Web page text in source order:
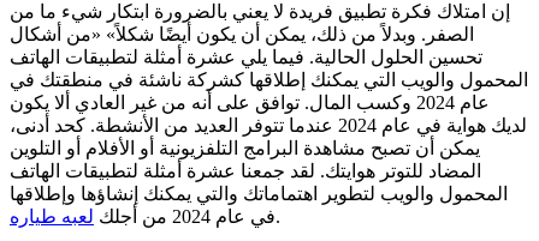
إن امتلاك فكرة تطبيق فريدة لا يعني بالضرورة ابتكار شيء ما من
الصفر. وبدلاً من ذلك، يمكن أن يكون أيضًا شكلاً» «من أشكال
تحسين الحلول الحالية. فيما يلي عشرة أمثلة لتطبيقات الهاتف
المحمول والويب التي يمكنك إطلاقها كشركة ناشئة في منطقتك في
عام 2024 وكسب المال. توافق على أنه من غير العادي ألا يكون
لديك هواية في عام 2024 عندما تتوفر العديد من الأنشطة. كحد أدنى،
يمكن أن تصبح مشاهدة البرامج التلفزيونية أو الأفلام أو التلوين
المضاد للتوتر هوايتك. لقد جمعنا عشرة أمثلة لتطبيقات الهاتف
المحمول والويب لتطوير اهتماماتك والتي يمكنك إنشاؤها وإطلاقها
في عام 2024 من أجلك
لعبه طياره .